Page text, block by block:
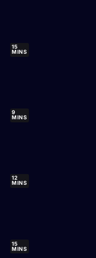
15
MINS
9
MINS
12
MINS
15
MINS